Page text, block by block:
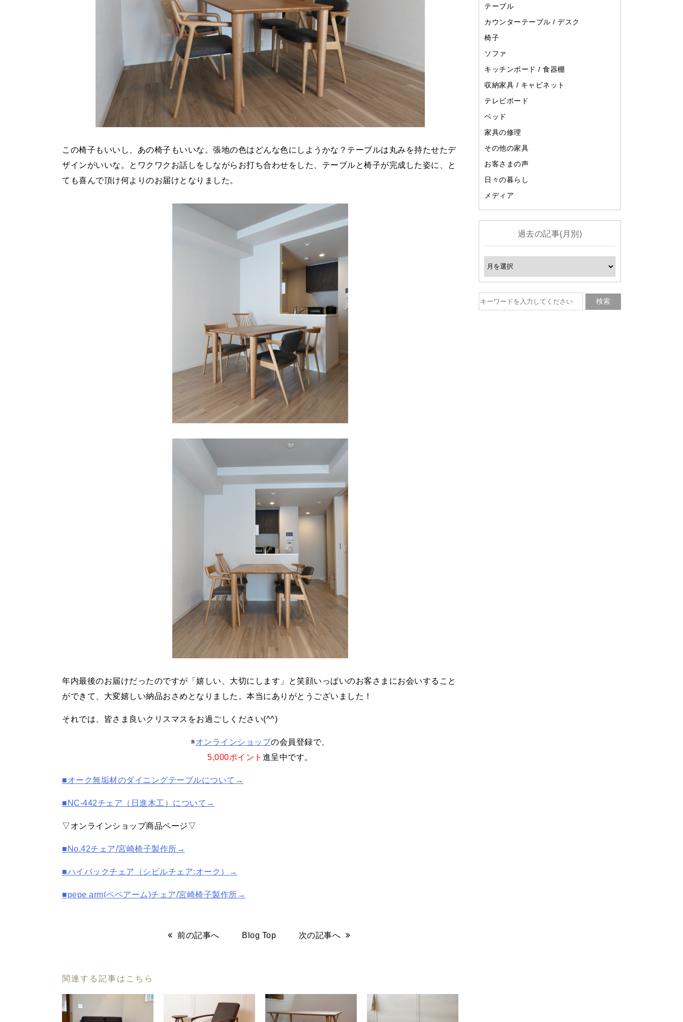
この椅子もいいし、あの椅子もいいな。張地の色はどんな色にしようかな？テーブルは丸みを持たせたデ
ザインがいいな。とワクワクお話しをしながらお打ち合わせをした、テーブルと椅子が完成した姿に、と
ても喜んで頂け何よりのお届けとなりました。
年内最後のお届けだったのですが「嬉しい、大切にします」と笑顔いっぱいのお客さまにお会いすること
ができて、大変嬉しい納品おさめとなりました。本当にありがとうございました！
それでは、皆さま良いクリスマスをお過ごしください(^^)
※オンラインショップの会員登録で、
5,000ポイント 進呈中です。
■オーク無垢材のダイニングテーブルについて→
■NC-442チェア（日進木工）について→
▽オンラインショップ商品ページ▽
■No.42チェア/宮崎椅子製作所→
■ハイバックチェア（シビルチェア:オーク）→
■pepe arm(ペペアーム)チェア/宮崎椅子製作所→
前の記事へ Blog Top 次の記事へ
関連する記事はこちら
テーブル
カウンターテーブル / デスク
椅子
ソファ
キッチンボード / 食器棚
収納家具 / キャビネット
テレビボード
ベッド
家具の修理
その他の家具
お客さまの声
日々の暮らし
メディア
過去の記事(月別)